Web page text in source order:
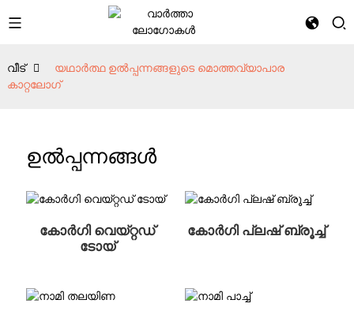
വീട്
യഥാർത്ഥ ഉൽപ്പന്നങ്ങളുടെ മൊത്തവ്യാപാര
കാറ്റലോഗ്
ഉൽപ്പന്നങ്ങൾ
കോർഗി വെയ്റ്റഡ്
ടോയ്
കോർഗി പ്ലഷ് ബ്രൂച്ച്